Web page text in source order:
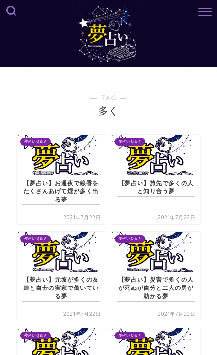
― TAG ―
多く
夢占いＱ＆Ａ
【夢占い】お通夜で線香を
たくさんあげて煙が多く出
る夢
2021年7月22日
夢占いＱ＆Ａ
【夢占い】旅先で多くの人
と知り合う夢
2021年7月22日
夢占いＱ＆Ａ
【夢占い】元彼が多くの友
達と自分の実家で働いてい
る夢
2021年7月22日
夢占いＱ＆Ａ
【夢占い】災害で多くの人
が死ぬが自分と二人の男が
助かる夢
2021年7月22日
夢占いＱ＆Ａ 夢占いＱ＆Ａ